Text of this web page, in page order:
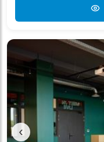
‹